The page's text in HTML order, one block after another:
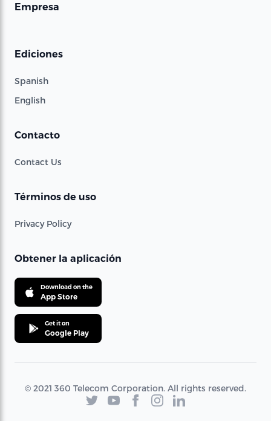
Empresa
Ediciones
Spanish
English
Contacto
Contact Us
Términos de uso
Privacy Policy
Obtener la aplicación
Download on the
App Store
Get it on
Google Play
© 2021 360 Telecom Corporation. All rights reserved.